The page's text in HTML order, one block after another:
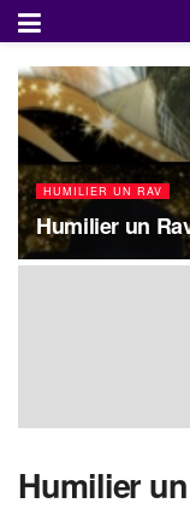
HUMILIER UN RAV
Humilier un
Humilier